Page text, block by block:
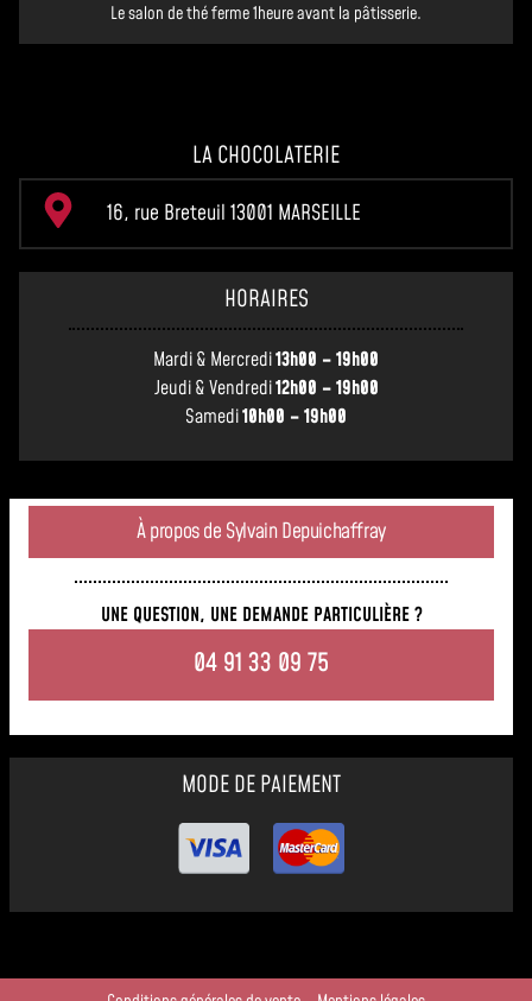
Le salon de thé ferme 1heure avant la pâtisserie.
LA CHOCOLATERIE
16, rue Breteuil 13001 MARSEILLE
HORAIRES
Mardi & Mercredi13h00 – 19h00
Jeudi & Vendredi12h00 – 19h00
Samedi10h00 – 19h00
À propos de Sylvain Depuichaffray
UNE QUESTION, UNE DEMANDE PARTICULIÈRE ?
04 91 33 09 75
MODE DE PAIEMENT